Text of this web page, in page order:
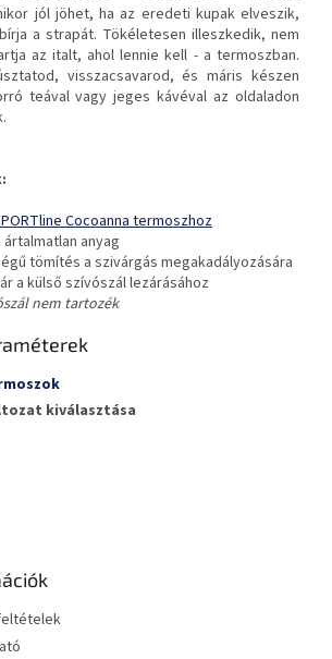
jól jöhet, ha az eredeti kupak elveszik,
a strapát. Tökéletesen illeszkedik, nem
az italt, ahol lennie kell - a termoszban.
visszacsavarod, és máris készen
teával vagy jeges kávéval az oldaladon
Cocoanna termoszhoz
anyag
tömítés a szivárgás megakadályozására
a külső szívószál lezárásához
nem tartozék
kiválasztása